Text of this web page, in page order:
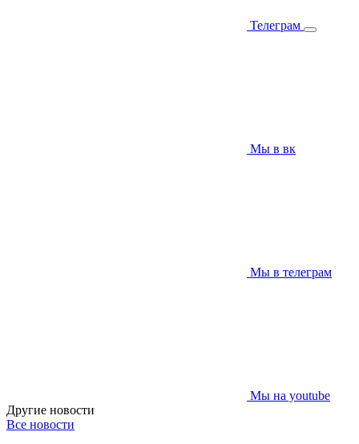
Телеграм
Мы в вк
Мы в телеграм
Мы на youtube
Другие новости
Все новости